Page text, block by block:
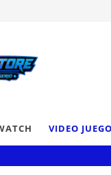
VIDEO